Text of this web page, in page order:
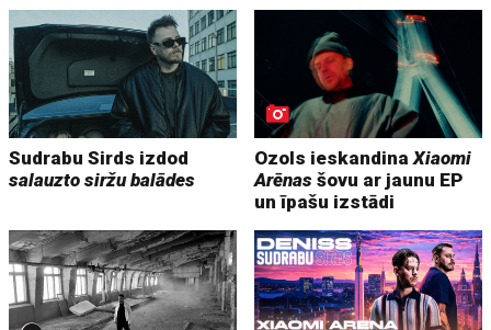
Sudrabu Sirds izdod
salauzto siržu balādes
Ozols ieskandinaXiaomi
Arēnas šovu ar jaunu EP
un īpašu izstādi